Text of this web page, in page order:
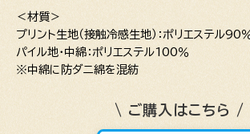
＜材質＞
プリント生地（接触冷感生地）：ポリエステル90
パイル地・中綿：ポリエステル100％
※中綿に防ダニ綿を混紡
\ ご購入はこちら /